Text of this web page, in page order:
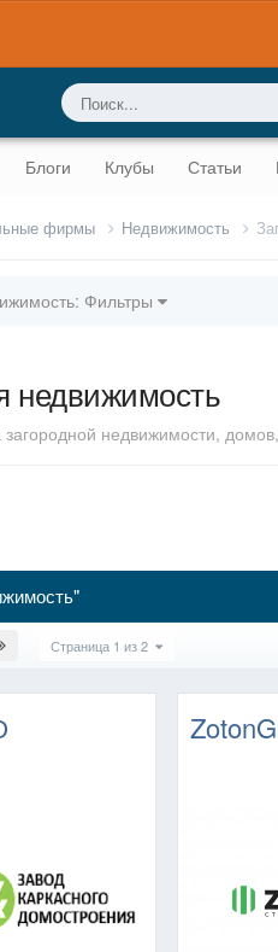
Блоги Клубы Статьи
фирмы Недвижимость
Фильтры
недвижимость
недвижимости,
Страница 1 из 2